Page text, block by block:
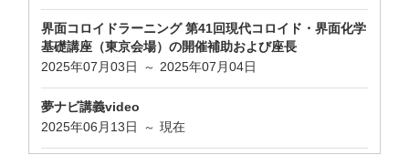
界面コロイドラーニング 第41回現代コロイド・界面化学
基礎講座（東京会場）の開催補助および座長
2025年07月03日
～ 2025年07月04日
夢ナビ講義video
2025年06月13日
～ 現在